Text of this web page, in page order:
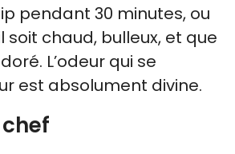
pendant 30 minutes, ou
soit chaud, bulleux, et que
L’odeur qui se
est absolument divine.